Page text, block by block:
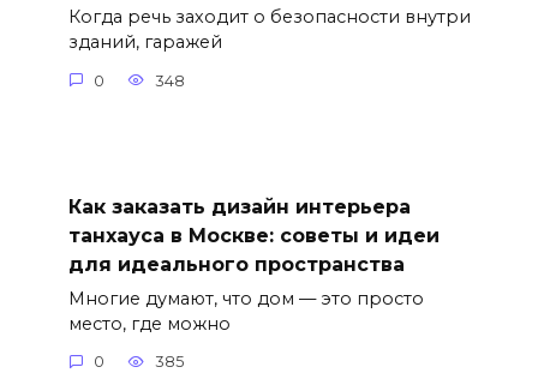
Когда речь заходит о безопасности внутри
зданий, гаражей
0 348
Как заказать дизайн интерьера
танхауса в Москве: советы и идеи
для идеального пространства
Многие думают, что дом — это просто
место, где можно
0 385